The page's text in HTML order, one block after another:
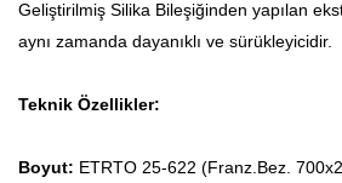
Geliştirilmiş Silika Bileşiğinden yapılan
aynı zamanda dayanıklı ve sürükleyicidir.
Teknik Özellikler:
Boyut: ETRTO 25-622 (Franz.Bez.